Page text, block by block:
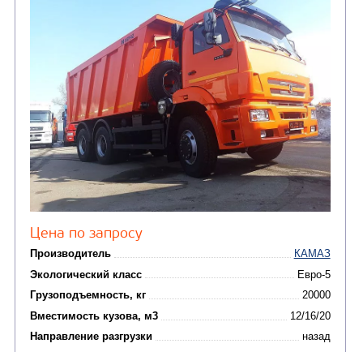
от 5 100 000
Производитель
Экологический класс